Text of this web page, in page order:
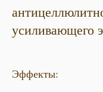
усиливающего
Эффекты: